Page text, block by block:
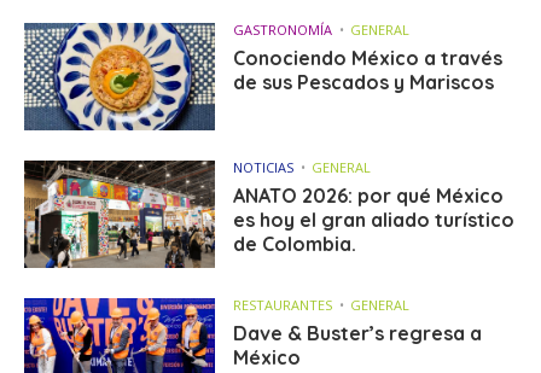
GASTRONOMÍA GENERAL
Conociendo México a través
de sus Pescados y Mariscos
NOTICIAS GENERAL
ANATO 2026: por qué México
es hoy el gran aliado turístico
de Colombia.
RESTAURANTES GENERAL
Dave & Buster’s regresa a
México